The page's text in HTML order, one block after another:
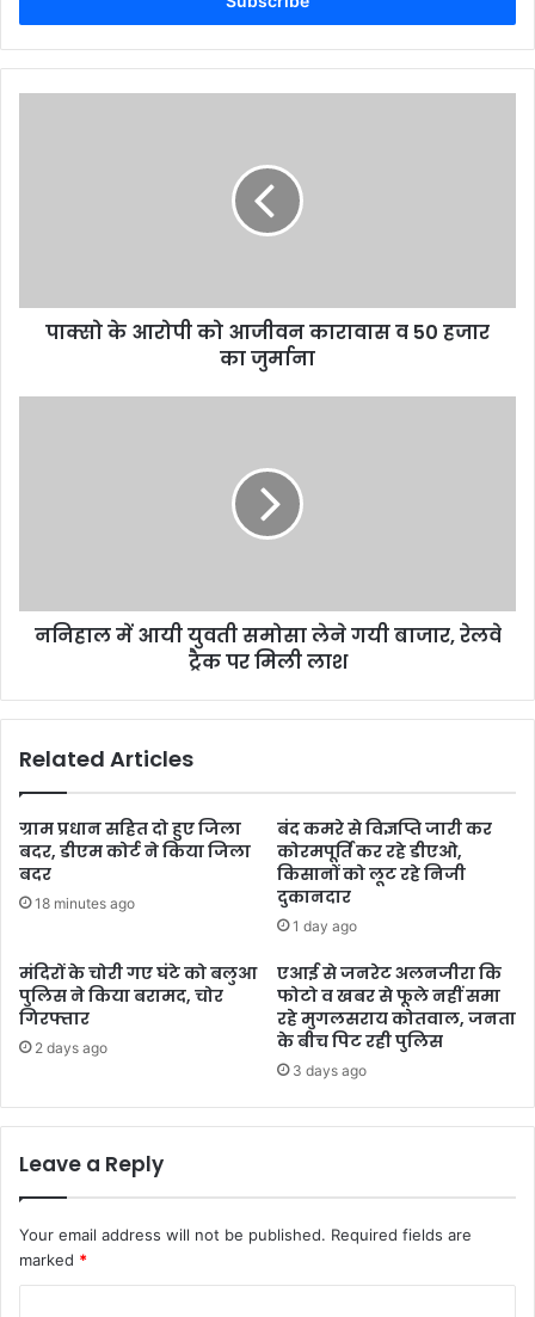
पाक्सो के आरोपी को आजीवन कारावास व 50 हजार
का जुर्माना
ननिहाल में आयी युवती समोसा लेने गयी बाजार, रेलवे
ट्रैक पर मिली लाश
Related Articles
ग्राम प्रधान सहित दो हुए जिला
बदर, डीएम कोर्ट ने किया जिला
बदर
18 minutes ago
बंद कमरे से विज्ञप्ति जारी कर
कोरमपूर्ति कर रहे डीएओ,
किसानों को लूट रहे निजी
दुकानदार
1 day ago
मंदिरों के चोरी गए घंटे को बलुआ
पुलिस ने किया बरामद, चोर
गिरफ्तार
2 days ago
एआई से जनरेट अलनजीरा कि
फोटो व खबर से फूले नहीं समा
रहे मुगलसराय कोतवाल, जनता
के बीच पिट रही पुलिस
3 days ago
Leave a Reply
Your email address will not be published. Required fields are
marked *